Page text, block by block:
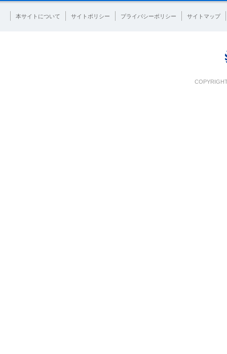
本サイトについて サイトポリシー プライバシーポリシー サイトマップ